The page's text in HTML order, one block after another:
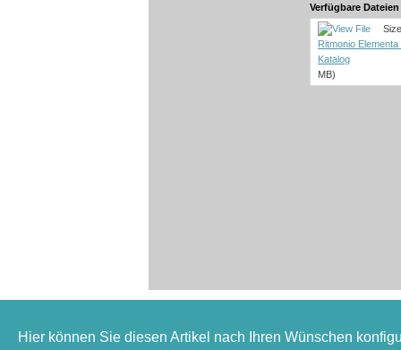
Verfügbare
Ritmonio Elementa
Katalog
MB)
Hier können Sie diesen Artikel nach Ihren Wünschen